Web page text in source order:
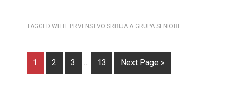
TAGGED WITH: PRVENSTVO SRBIJA A GRUPA SENIORI
1 2 3 … 13 Next Page »